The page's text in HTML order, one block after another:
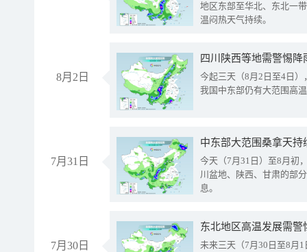
地区东部至华北、东北一
温闷热天气持续。
8月2日
今起三天（8月2日至4日
我国中东部仍有大范围高
7月31日
中东部大范围桑拿天
今天（7月31日）至8月初
川盆地、陕西、甘肃的部
息。
7月30日
东北地区高温发展需
未来三天（7月30日至8月